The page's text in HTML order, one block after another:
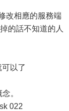
改相應的服務端
的話不知道的人
以了
。
022